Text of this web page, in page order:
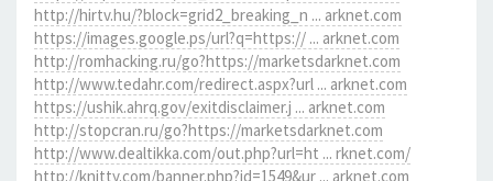
http://hirtv.hu/?block=grid2_breaking_n ... arknet.com
https://images.google.ps/url?q=https:// ... arknet.com
http://romhacking.ru/go?https://marketsdarknet.com
http://www.tedahr.com/redirect.aspx?url ... arknet.com
https://ushik.ahrq.gov/exitdisclaimer.j ... arknet.com
http://stopcran.ru/go?https://marketsdarknet.com
http://www.dealtikka.com/out.php?url=ht ... rknet.com/
http://knitty.com/banner.php?id=1549&ur ... arknet.com